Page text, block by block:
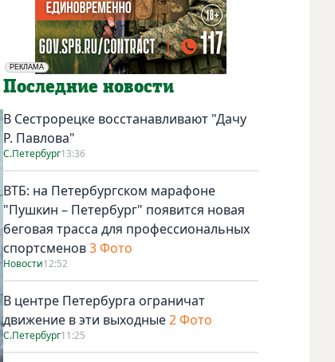
РЕКЛАМА
Социальная реклама
Последние новости
В Сестрорецке восстанавливают "Дачу
Р. Павлова"
С.Петербург13:36
ВТБ: на Петербургском марафоне
"Пушкин – Петербург" появится новая
беговая трасса для профессиональных
спортсменов3 Фото
Новости12:52
В центре Петербурга ограничат
движение в эти выходные2 Фото
С.Петербург11:25